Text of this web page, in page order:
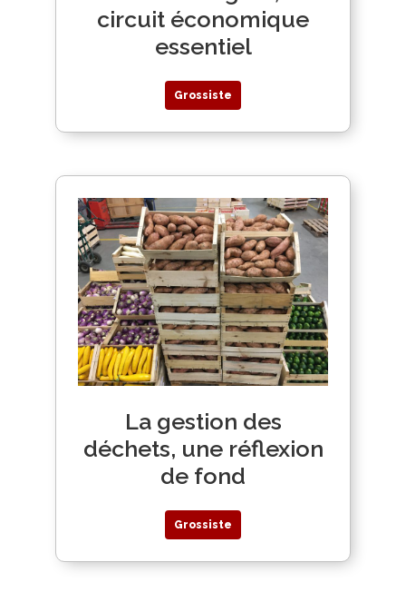
circuit économique
essentiel
Grossiste
La gestion des
déchets, une réflexion
de fond
Grossiste